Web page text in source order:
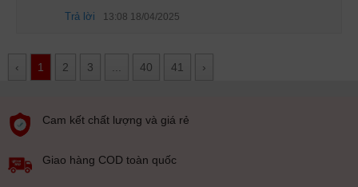
nhiên về tính thẩm mỹ thì nó chưa thực sự cân đối. Khung
chính là thiết kế khó hiểu của máy. Còn lại các thông số về
3. Realme GT Neo 5 SE giá bao nhiêu? Địa
Trả lời 13:08 18/04/2025
‹ 1 2 3 40 41 ›
Cam kết chất lượng và giá rẻ
Giao hàng COD toàn quốc